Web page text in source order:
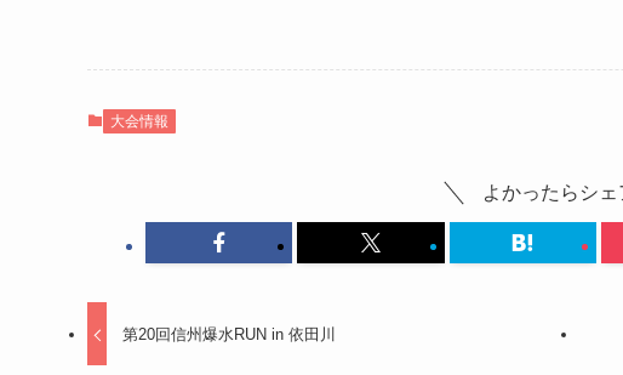
大会情報
よかったらシェ
第20回信州爆水RUN in 依田川